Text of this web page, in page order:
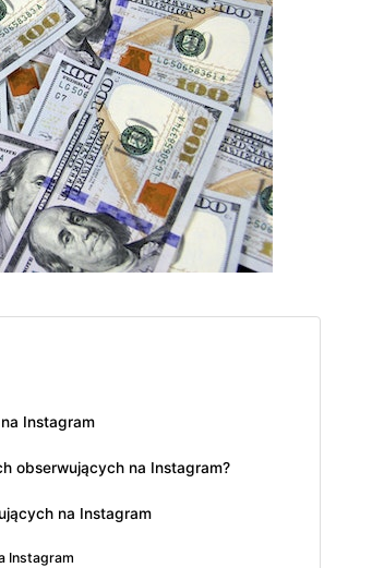
Instagram
obserwujących na Instagram?
na Instagram
Instagram